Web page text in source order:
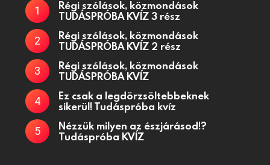
Régi szólások, közmondások
TUDÁSPRÓBA KVÍZ 3 rész
Régi szólások, közmondások
TUDÁSPRÓBA KVÍZ 2 rész
Régi szólások, közmondások
TUDÁSPRÓBA KVÍZ
Ez csak a legdörzsöltebbeknek
sikerül! Tudáspróba kvíz
Nézzük milyen az észjárásod!?
Tudáspróba KVÍZ